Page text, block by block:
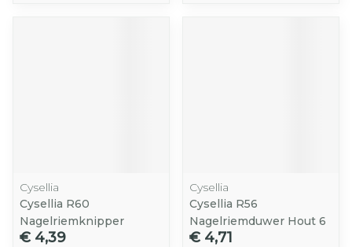
Cysellia
Cysellia R60
Nagelriemknipper
€ 4,39
Cysellia
Cysellia R56
Nagelriemduwer Hout 6
€ 4,71